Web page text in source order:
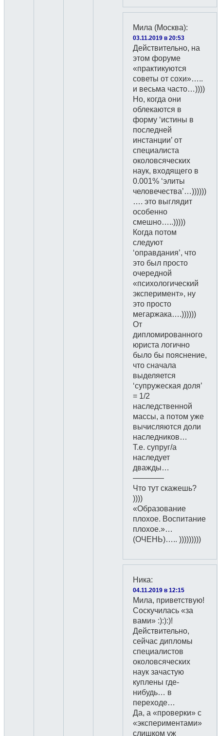
Мила (Москва):
03.11.2019 в 20:53
Действительно, на
этом форуме
«практикуются
советы от сохи»…..
и весьма часто…))))
Но, когда они
облекаются в
форму ‘истины в
последней
инстанции’ от
специалиста
околовсяческих
наук, входящего в
0.001% ‘элиты
человечества’…))))))
…. это выглядит
особенно
смешно…..)))))
Когда потом
следуют
‘оправдания’, что
это был просто
очередной
«психологический
эксперимент», ну
это просто
мегаржака….))))))
От
дипломированного
юриста логично
было бы пояснение,
что сначала
выделяется
‘супружеская доля’
= 1/2
наследственной
массы, а потом уже
вычисляются доли
наследников…
Т.е. супруг/а
наследует
дважды…
————
Что тут скажешь?
))))
«Образование
плохое. Воспитание
плохое.»…
(ОЧЕНЬ)….. )))))))))
Ника:
04.11.2019 в 12:15
Мила, приветствую!
Соскучилась «за
вами» :):):)!
Действительно,
сейчас дипломы
специалистов
околовсяческих
наук зачастую
куплены где-
нибудь… в
переходе…
Да, а «проверки» с
«экспериментами»
слишком уж